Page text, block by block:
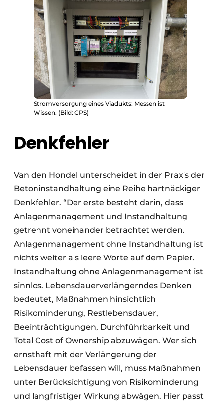
Stromversorgung eines Viadukts: Messen ist
Wissen. (Bild: CPS)
Denkfehler
Van den Hondel unterscheidet in der Praxis der
Betoninstandhaltung eine Reihe hartnäckiger
Denkfehler. “Der erste besteht darin, dass
Anlagenmanagement und Instandhaltung
getrennt voneinander betrachtet werden.
Anlagenmanagement ohne Instandhaltung ist
nichts weiter als leere Worte auf dem Papier.
Instandhaltung ohne Anlagenmanagement ist
sinnlos. Lebensdauerverlängerndes Denken
bedeutet, Maßnahmen hinsichtlich
Risikominderung, Restlebensdauer,
Beeinträchtigungen, Durchführbarkeit und
Total Cost of Ownership abzuwägen. Wer sich
ernsthaft mit der Verlängerung der
Lebensdauer befassen will, muss Maßnahmen
unter Berücksichtigung von Risikominderung
und langfristiger Wirkung abwägen. Hier passt